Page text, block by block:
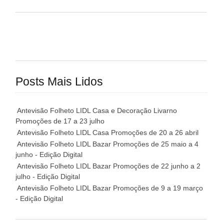
Posts Mais Lidos
Antevisão Folheto LIDL Casa e Decoração Livarno
Promoções de 17 a 23 julho
Antevisão Folheto LIDL Casa Promoções de 20 a 26 abril
Antevisão Folheto LIDL Bazar Promoções de 25 maio a 4
junho - Edição Digital
Antevisão Folheto LIDL Bazar Promoções de 22 junho a 2
julho - Edição Digital
Antevisão Folheto LIDL Bazar Promoções de 9 a 19 março
- Edição Digital